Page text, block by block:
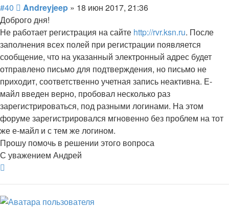
#40
Сообщение
Andreyjeep » 18 июн 2017, 21:36
Доброго дня!
Не работает регистрация на сайте http://rvr.ksn.ru. После
заполнения всех полей при регистрации появляется
сообщение, что на указанный электронный адрес будет
отправлено письмо для подтверждения, но письмо не
приходит, соответственно учетная запись неактивна. Е-
майл введен верно, пробовал несколько раз
зарегистрироваться, под разными логинами. На этом
форуме зарегистрировался мгновенно без проблем на тот
же е-майл и с тем же логином.
Прошу помочь в решении этого вопроса
С уважением Андрей